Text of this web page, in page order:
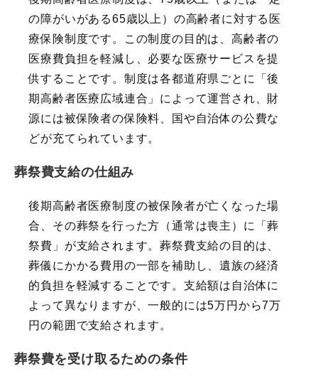
の障がいがある65歳以上）の高齢者に対する医
療保険制度です。この制度の目的は、高齢者の
医療費負担を軽減し、必要な医療サービスを提
供することです。制度は各都道府県ごとに「後
期高齢者医療広域連合」によって運営され、財
源には被保険者の保険料、国や自治体の公費な
どが充てられています。
葬祭費支給の仕組み
後期高齢者医療制度の被保険者が亡くなった場
合、その葬祭を行った方（通常は喪主）に「葬
祭費」が支給されます。葬祭費支給の目的は、
葬儀にかかる費用の一部を補助し、遺族の経済
的負担を軽減することです。支給額は自治体に
よって異なりますが、一般的には5万円から7万
円の範囲で支給されます。
葬祭費を受け取るための条件